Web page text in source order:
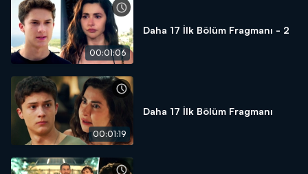
00:01:06
Daha 17 İlk Bölüm Fragmanı - 2
00:01:19
Daha 17 İlk Bölüm Fragmanı